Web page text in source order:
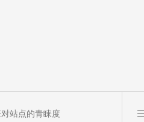
站点的青睐度